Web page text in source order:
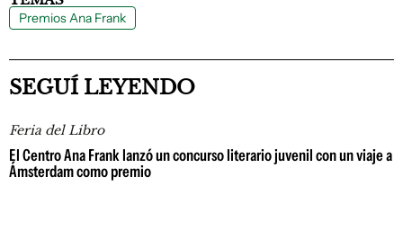
Premios Ana Frank
SEGUÍ LEYENDO
Feria del Libro
El Centro Ana Frank lanzó un concurso literario juvenil con un viaje a
Ámsterdam como premio